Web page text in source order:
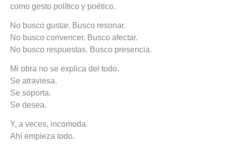
como gesto político y poético.
No busco gustar. Busco resonar.
No busco convencer. Busco afectar.
No busco respuestas. Busco presencia.
Mi obra no se explica del todo.
Se atraviesa.
Se soporta.
Se desea.
Y, a veces, incomoda.
Ahí empieza todo.